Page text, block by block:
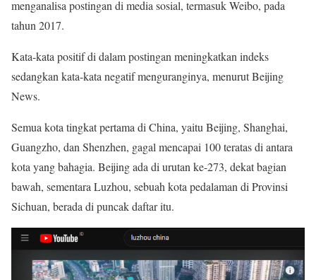
menganalisa postingan di media sosial, termasuk Weibo, pada
tahun 2017.
Kata-kata positif di dalam postingan meningkatkan indeks
sedangkan kata-kata negatif menguranginya, menurut Beijing
News.
Semua kota tingkat pertama di China, yaitu Beijing, Shanghai,
Guangzho, dan Shenzhen, gagal mencapai 100 teratas di antara
kota yang bahagia. Beijing ada di urutan ke-273, dekat bagian
bawah, sementara Luzhou, sebuah kota pedalaman di Provinsi
Sichuan, berada di puncak daftar itu.